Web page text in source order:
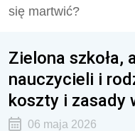
się martwić?
Zielona szkoła,
nauczycieli i
koszty i zasady
06 maja 2026